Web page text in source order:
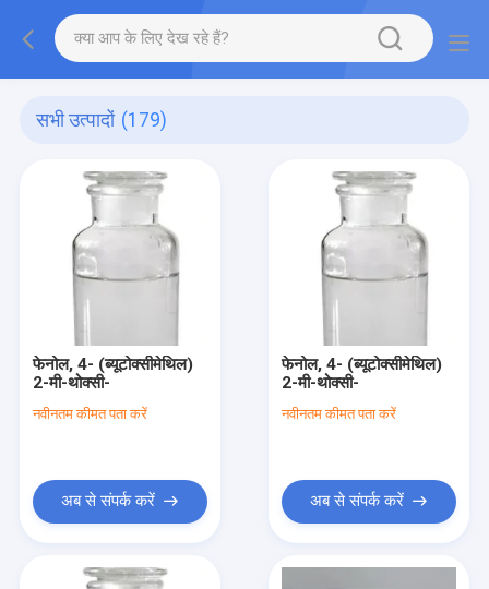
सभी उत्पादों (179)
फेनोल, 4- (ब्यूटोक्सीमेथिल)
2-मी-थोक्सी-
नवीनतम कीमत पता करें
अब से संपर्क करें
फेनोल, 4- (ब्यूटोक्सीमेथिल)
2-मी-थोक्सी-
नवीनतम कीमत पता करें
अब से संपर्क करें